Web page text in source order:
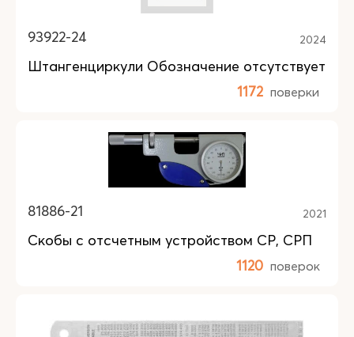
93922-24 2024
Штангенциркули Обозначение отсутствует
1172 поверки
81886-21 2021
Скобы с отсчетным устройством СР, СРП
1120 поверок